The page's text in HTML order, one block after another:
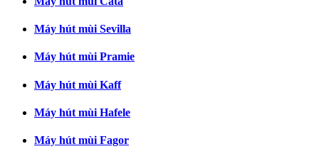
Máy hút mùi Sevilla
Máy hút mùi Pramie
Máy hút mùi Kaff
Máy hút mùi Hafele
Máy hút mùi Fagor